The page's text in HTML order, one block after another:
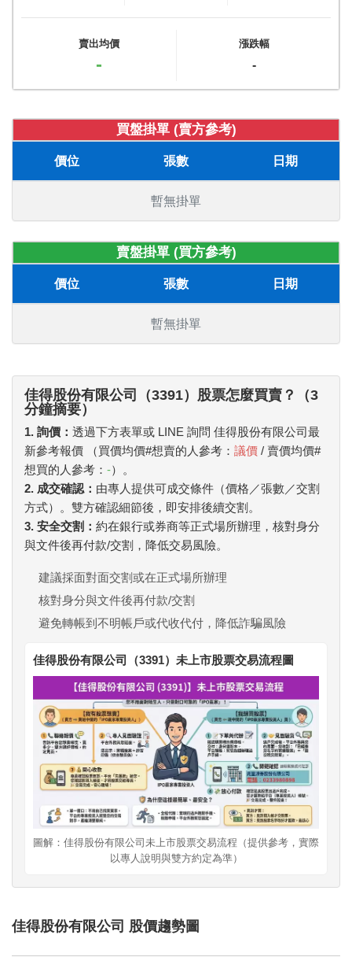
賣出均價
-
漲跌幅
-
買盤掛單 (賣方參考)
價位 張數 日期
暫無掛單
賣盤掛單 (買方參考)
價位 張數 日期
暫無掛單
佳得股份有限公司（3391）股票怎麼買賣？（3
分鐘摘要）
1. 詢價： 透過下方表單或 LINE 詢問 佳得股份有限公司最
新參考報價 （買價均價#想賣的人參考： 議價 / 賣價均價#
想買的人參考： -）。
2. 成交確認： 由專人提供可成交條件（價格／張數／交割
方式）。雙方確認細節後，即安排後續交割。
3. 安全交割： 約在銀行或券商等正式場所辦理，核對身分
與文件後再付款/交割，降低交易風險。
建議採面對面交割或在正式場所辦理
核對身分與文件後再付款/交割
避免轉帳到不明帳戶或代收代付，降低詐騙風險
佳得股份有限公司（3391）未上市股票交易流程圖
圖解：佳得股份有限公司未上市股票交易流程（提供參考，實際
以專人說明與雙方約定為準）
佳得股份有限公司 股價趨勢圖